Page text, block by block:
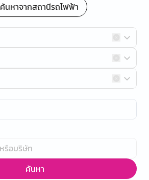
ค้นหาจากสถานีรถไฟฟ้า
ค้นหา